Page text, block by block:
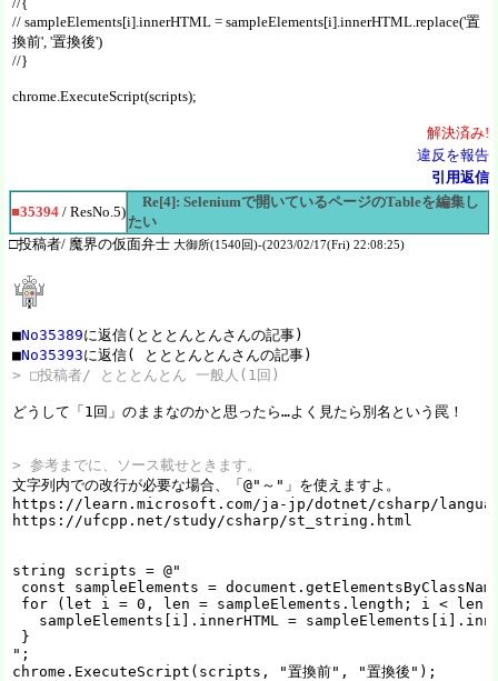
// sampleElements[i].innerHTML = sampleElements[i].innerHTML.replace('置
換前', '置換後')
//}
chrome.ExecuteScript(scripts);
解決済み!
違反を報告
引用返信
■35394 / ResNo.5)
Re[4]: Seleniumで開いているページのTableを編集し
たい
□投稿者/ 魔界の仮面弁士 大御所(1540回)-(2023/02/17(Fri) 22:08:25)
■No35389に返信(とととんとんさんの記事)
■No35393
> □投稿者/ とととんとん 一般人(1回)
どうして「1回」のままなのかと思ったら…よく見たら別名という罠！
> 参考までに、ソース載せときます。
文字列内での改行が必要な場合、「@"～"」を使えますよ。
https://learn.microsoft.com/ja-jp/dotnet/csharp/
https://ufcpp.net/study/csharp/st_string.html
string scripts = @"
const sampleElements =
for (let i = 0, len = sampleElements.length; i <
sampleElements[i].innerHTML =
}
";
chrome.ExecuteScript(scripts, "置換前", "置換後");